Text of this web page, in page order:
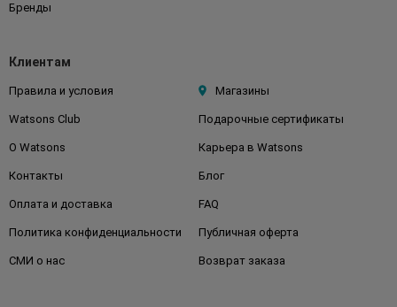
Бренды
Клиентам
Правила и условия Магазины
Watsons Club Подарочные сертификаты
О Watsons Карьера в Watsons
Контакты Блог
Оплата и доставка FAQ
Политика конфиденциальности Публичная оферта
СМИ о нас Возврат заказа